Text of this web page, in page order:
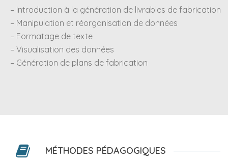
– Introduction à la génération de livrables de fabrication
– Manipulation et réorganisation de données
– Formatage de texte
– Visualisation des données
– Génération de plans de fabrication
MÉTHODES PÉDAGOGIQUES